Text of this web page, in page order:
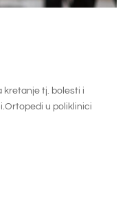
kretanje tj. bolesti i
u poliklinici